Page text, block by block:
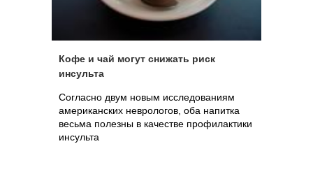
Кофе и чай могут снижать риск
инсульта
Согласно двум новым исследованиям
американских неврологов, оба напитка
весьма полезны в качестве профилактики
инсульта